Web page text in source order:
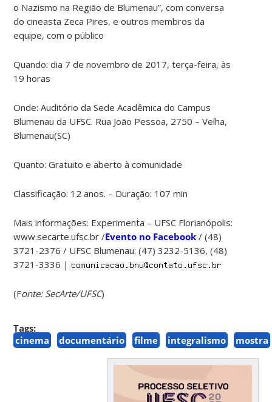
o Nazismo na Região de Blumenau”, com conversa
do cineasta Zeca Pires, e outros membros da
equipe, com o público
Quando: dia 7 de novembro de 2017, terça-feira, às
19 horas
Onde: Auditório da Sede Acadêmica do Campus
Blumenau da UFSC. Rua João Pessoa, 2750 – Velha,
Blumenau(SC)
Quanto: Gratuito e aberto à comunidade
Classificação: 12 anos. – Duração: 107 min
Mais informações: Experimenta – UFSC Florianópolis:
www.secarte.ufsc.br /Evento no Facebook / (48)
3721-2376 / UFSC Blumenau: (47) 3232-5136, (48)
3721-3336 |
(Fonte: SecArte/UFSC)
Tags:
cinema
documentário filme integralismo mostra